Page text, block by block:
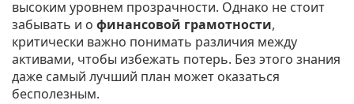
высоким уровнем прозрачности. Однако не стоит
забывать и о финансовой грамотности,
критически важно понимать различия между
активами, чтобы избежать потерь. Без этого знания
даже самый лучший план может оказаться
бесполезным.